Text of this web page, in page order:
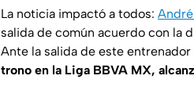
La noticia impactó a todos:
salida de común acuerdo con la
Ante la salida de este
trono en la Liga BBVA MX,